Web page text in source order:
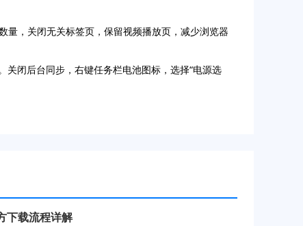
，关闭无关标签页，保留视频播放页，减少浏览器
闭后台同步，右键任务栏电池图标，选择“电源选
下载流程详解